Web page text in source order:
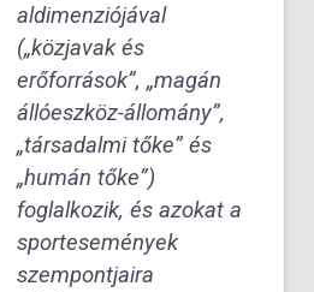
aldimenziójával
(„közjavak és
erőforrások”, „magán
állóeszköz-állomány”,
„társadalmi tőke” és
„humán tőke”)
foglalkozik, és azokat a
sportesemények
szempontjaira